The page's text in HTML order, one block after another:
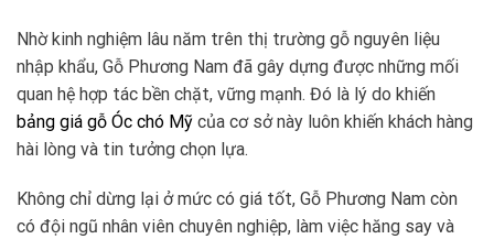
Nhờ kinh nghiệm lâu năm trên thị trường gỗ nguyên liệu
nhập khẩu, Gỗ Phương Nam đã gây dựng được những mối
quan hệ hợp tác bền chặt, vững mạnh. Đó là lý do khiến
bảng giá gỗ Óc chó Mỹ của cơ sở này luôn khiến khách hàng
hài lòng và tin tưởng chọn lựa.
Không chỉ dừng lại ở mức có giá tốt, Gỗ Phương Nam còn
có đội ngũ nhân viên chuyên nghiệp, làm việc hăng say và